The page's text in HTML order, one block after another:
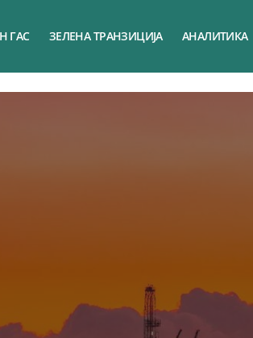
ГАС ЗЕЛЕНА ТРАНЗИЦИЈА АНАЛИТИКА